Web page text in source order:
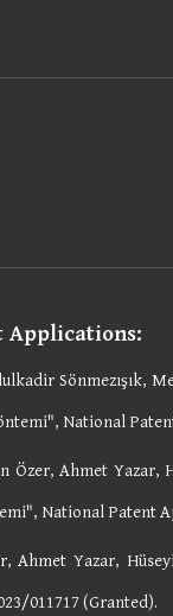
Applications:
Sönmezışık,
National
Özer, Ahmet Yazar,
", National Patent
Ahmet Yazar,
011717 (Granted).